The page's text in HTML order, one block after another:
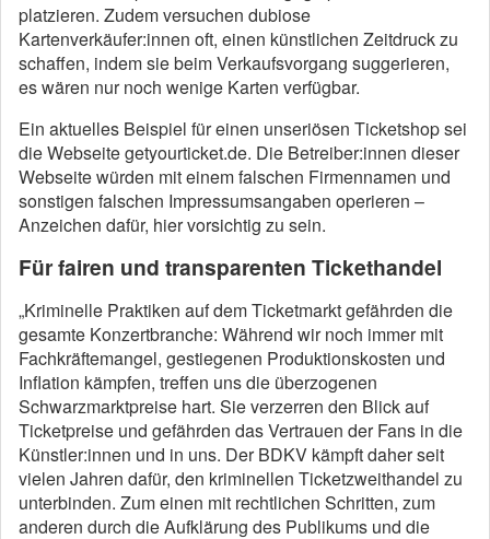
platzieren. Zudem versuchen dubiose
Kartenverkäufer:innen oft, einen künstlichen Zeitdruck zu
schaffen, indem sie beim Verkaufsvorgang suggerieren,
es wären nur noch wenige Karten verfügbar.
Ein aktuelles Beispiel für einen unseriösen Ticketshop sei
die Webseite getyourticket.de. Die Betreiber:innen dieser
Webseite würden mit einem falschen Firmennamen und
sonstigen falschen Impressumsangaben operieren –
Anzeichen dafür, hier vorsichtig zu sein.
Für fairen und transparenten Tickethandel
„Kriminelle Praktiken auf dem Ticketmarkt gefährden die
gesamte Konzertbranche: Während wir noch immer mit
Fachkräftemangel, gestiegenen Produktionskosten und
Inflation kämpfen, treffen uns die überzogenen
Schwarzmarktpreise hart. Sie verzerren den Blick auf
Ticketpreise und gefährden das Vertrauen der Fans in die
Künstler:innen und in uns. Der BDKV kämpft daher seit
vielen Jahren dafür, den kriminellen Ticketzweithandel zu
unterbinden. Zum einen mit rechtlichen Schritten, zum
anderen durch die Aufklärung des Publikums und die